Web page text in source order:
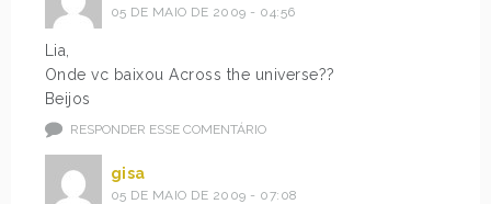
05 DE MAIO DE 2009 - 04:56
Lia,
Onde vc baixou Across the universe??
Beijos
RESPONDER ESSE COMENTÁRIO
gisa
05 DE MAIO DE 2009 - 07:08